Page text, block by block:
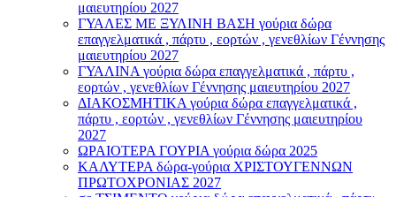
μαιευτηρίου 2027
ΓΥΑΛΕΣ ΜΕ ΞΥΛΙΝΗ ΒΑΣΗ γούρια δώρα
επαγγελματικά , πάρτυ , εορτών , γενεθλίων Γέννησης
μαιευτηρίου 2027
ΓΥΑΛΙΝΑ γούρια δώρα επαγγελματικά , πάρτυ ,
εορτών , γενεθλίων Γέννησης μαιευτηρίου 2027
ΔΙΑΚΟΣΜΗΤΙΚΑ γούρια δώρα επαγγελματικά ,
πάρτυ , εορτών , γενεθλίων Γέννησης μαιευτηρίου
2027
ΩΡΑΙΟΤΕΡΑ ΓΟΥΡΙΑ γούρια δώρα 2025
ΚΑΛΥΤΕΡΑ δώρα-γούρια ΧΡΙΣΤΟΥΓΕΝΝΩΝ
ΠΡΩΤΟΧΡΟΝΙΑΣ 2027